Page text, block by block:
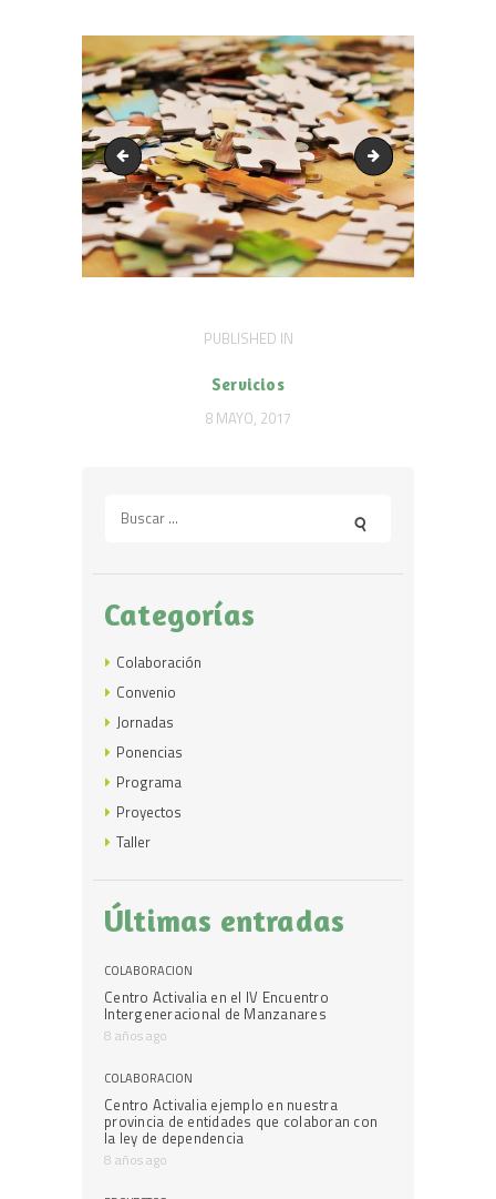
servicio-01 servicio-03
NavegaciónPUBLISHED IN
Servicios
8 MAYO, 2017
Categorías
Colaboración
Convenio
Jornadas
Ponencias
Programa
Proyectos
Taller
Últimas entradas
COLABORACIÓN
Centro Activalia en el IV Encuentro
Intergeneracional de Manzanares
8 años ago
COLABORACIÓN
Centro Activalia ejemplo en nuestra
provincia de entidades que colaboran con
la ley de dependencia
8 años ago